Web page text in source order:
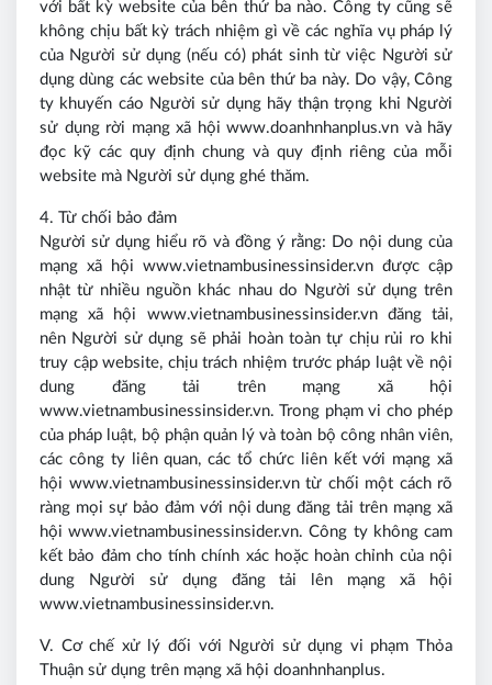
với bất kỳ website của bên thứ ba nào. Công ty cũng sẽ
không chịu bất kỳ trách nhiệm gì về các nghĩa vụ pháp lý
của Người sử dụng (nếu có) phát sinh từ việc Người sử
dụng dùng các website của bên thứ ba này. Do vậy, Công
ty khuyến cáo Người sử dụng hãy thậ̣n trọng khi Người
sử dụng rời mạng xã hội www.doanhnhanplus.vn và hãy
đọc kỹ các quy định chung và quy định riêng của mỗi
website mà Người sử dụng ghé thăm.
4. Từ chối bảo đảm
Người sử dụng hiểu rõ và đồng ý rằng: Do nội dung của
mạng xã hội www.vietnambusinessinsider.vn được cập
nhật từ nhiều nguồn khác nhau do Người sử dụng trên
mạng xã hội www.vietnambusinessinsider.vn đăng tải,
nên Người sử dụng sẽ phải hoàn toàn tự chịu rủi ro khi
truy cập website, chịu trách nhiệm trước pháp luật về nội
dung đăng tải trên mạng xã hội
www.vietnambusinessinsider.vn. Trong phạm vi cho phép
của pháp luật, bộ phận quản lý và toàn bộ công nhân viên,
các công ty liên quan, các tổ chức liên kết với mạng xã
hội www.vietnambusinessinsider.vn từ chối một cách rõ
ràng mọi sự bảo đảm với nội dung đăng tải trên mạng xã
hội www.vietnambusinessinsider.vn. Công ty không cam
kết bảo đảm cho tính chính xác hoặc hoàn chỉnh của nội
dung Người sử dụng đăng tải lên mạng xã hội
www.vietnambusinessinsider.vn.
V. Cơ chế xử lý đối với Người sử dụng vi phạm Thỏa
Thuận sử dụng trên mạng xã hội doanhnhanplus.